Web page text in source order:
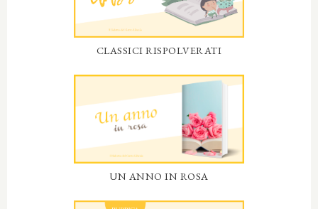
CLASSICI RISPOLVERATI
UN ANNO IN ROSA